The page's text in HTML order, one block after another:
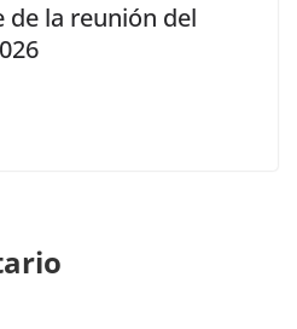
de la reunión del